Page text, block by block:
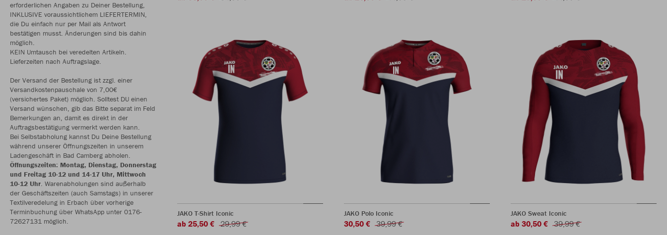
erforderlichen Angaben zu Deiner Bestellung,
INKLUSIVE voraussichtlichem LIEFERTERMIN,
die Du einfach nur per Mail als Antwort
bestätigen musst. Änderungen sind bis dahin
möglich.
KEIN Umtausch bei veredelten Artikeln.
Lieferzeiten nach Auftragslage.
Der Versand der Bestellung ist zzgl. einer
Versandkostenpauschale von 7,00€
(versichertes Paket) möglich. Solltest DU einen
Versand wünschen, gib das Bitte separat im Feld
Bemerkungen an, damit es direkt in der
Auftragsbestätigung vermerkt werden kann.
Bei Selbstabholung kannst Du Deine Bestellung
während unserer Öffnungszeiten in unserem
Ladengeschäft in Bad Camberg abholen.
Öffnungszeiten: Montag, Dienstag, Donnerstag
und Freitag 10-12 und 14-17 Uhr, Mittwoch
10-12 Uhr. Warenabholungen sind außerhalb
der Geschäftszeiten (auch Samstags) in unserer
Textilveredelung in Erbach über vorherige
Terminbuchung über WhatsApp unter 0176-
72627131 möglich.
JAKO T-Shirt Iconic
ab 25,50 € 29,99 €
JAKO Polo Iconic
30,50 € 39,99 €
JAKO Sweat Iconic
ab 30,50 € 39,99 €